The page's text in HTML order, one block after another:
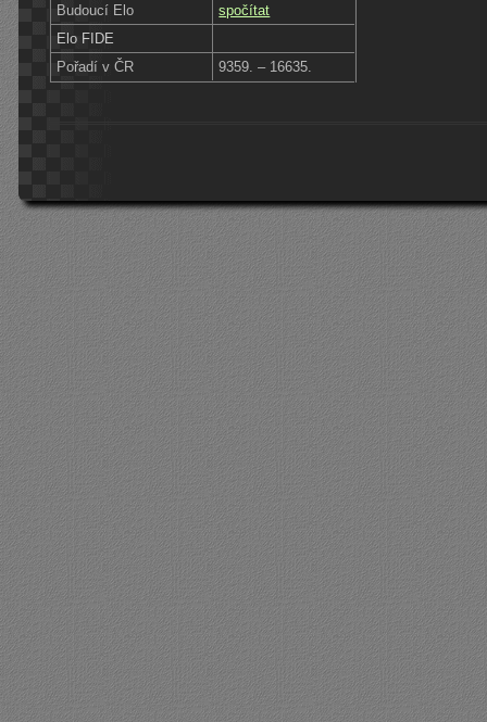
Budoucí Elo
spočítat
Elo FIDE
Pořadí v ČR
9359. – 16635.